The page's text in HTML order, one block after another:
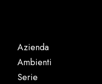
Azienda
Ambienti
Serie